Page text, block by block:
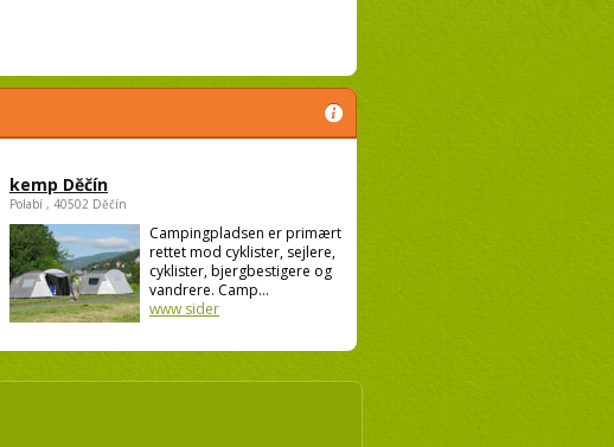
kemp Děčín
Polabí , 40502 Děčín
Campingpladsen er primært
rettet mod cyklister, sejlere,
cyklister, bjergbestigere og
vandrere. Camp...
www sider